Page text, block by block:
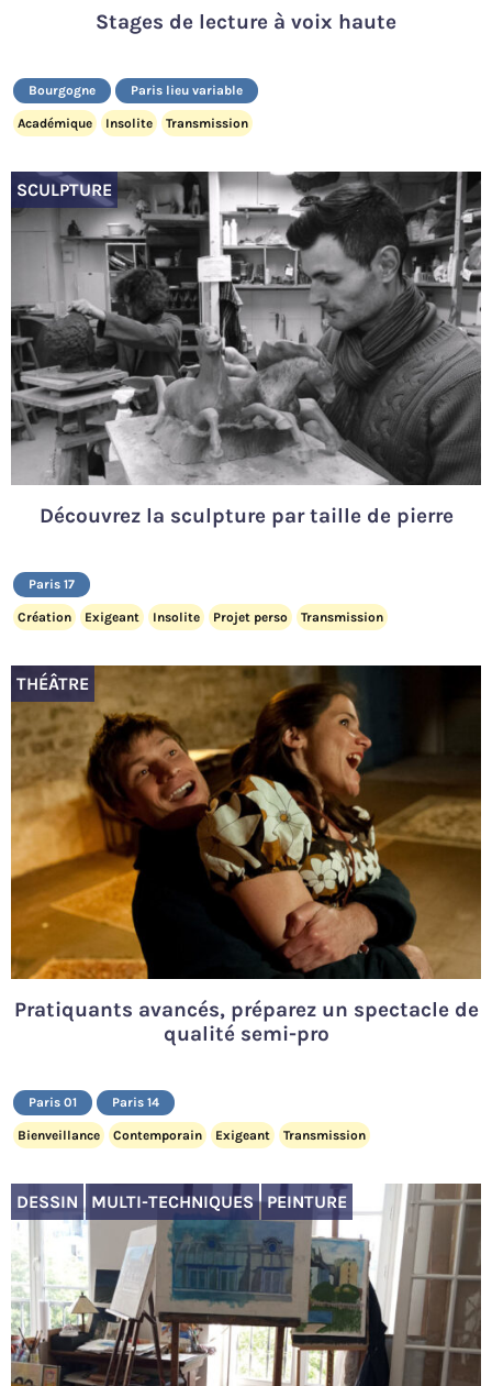
Stages de lecture à voix haute
Bourgogne Paris lieu variable
Académique Insolite Transmission
SCULPTURE
Découvrez la sculpture par taille de pierre
Paris 17
Création Exigeant Insolite Projet perso Transmission
THÉÂTRE
Pratiquants avancés, préparez un spectacle de
qualité semi-pro
Paris 01 Paris 14
Bienveillance Contemporain Exigeant Transmission
DESSIN MULTI-TECHNIQUES PEINTURE